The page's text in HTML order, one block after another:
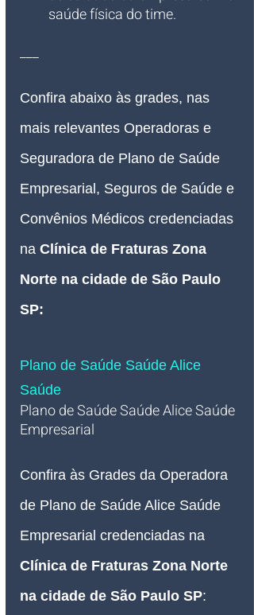
saúde física do time.
___
Confira abaixo às grades, nas
mais relevantes Operadoras e
Seguradora de Plano de Saúde
Empresarial, Seguros de Saúde e
Convênios Médicos credenciadas
na Clínica de Fraturas Zona
Norte na cidade de São Paulo
SP:
Plano de Saúde Saúde Alice
Saúde
Plano de Saúde Saúde Alice Saúde
Empresarial
Confira às Grades da Operadora
de Plano de Saúde Alice Saúde
Empresarial credenciadas na
Clínica de Fraturas Zona Norte
na cidade de São Paulo SP: